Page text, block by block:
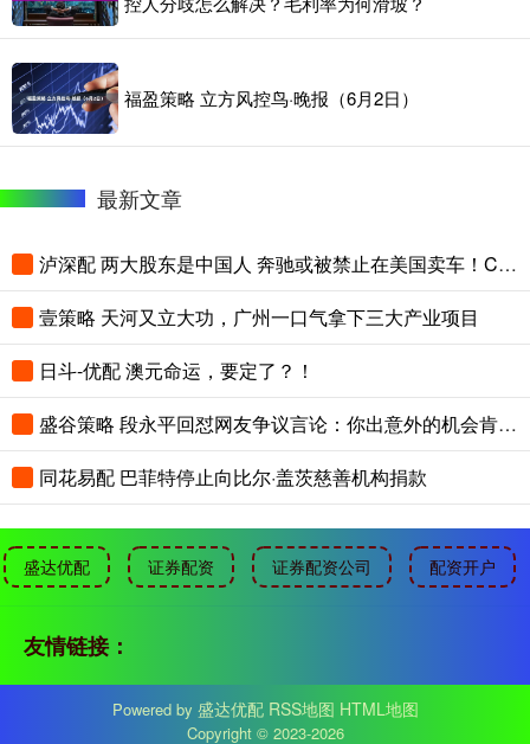
福盈策略 立方风控鸟·晚报（6月2日）
最新文章
泸深配 两大股东是中国人 奔驰或被禁止在美国卖车！CEO急表态：不惜调整也要保住美国
壹策略 天河又立大功，广州一口气拿下三大产业项目
日斗-优配 澳元命运，要定了？！
盛谷策略 段永平回怼网友争议言论：你出意外的机会肯定更大
同花易配 巴菲特停止向比尔·盖茨慈善机构捐款
盛达优配 证券配资 证券配资公司 配资开户
友情链接：
Powered by 盛达优配 RSS地图 HTML地图
Copyright © 2023-2026